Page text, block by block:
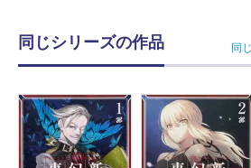
同じシリーズの作品 同